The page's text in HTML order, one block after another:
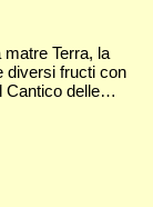
Terra, la
diversi fructi con
Cantico delle…